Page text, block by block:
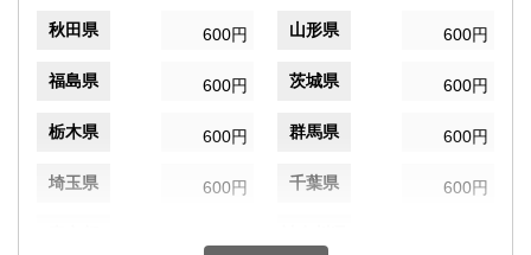
秋田県 600円 山形県 600円
福島県 600円 茨城県 600円
栃木県 600円 群馬県 600円
埼玉県 600円 千葉県 600円